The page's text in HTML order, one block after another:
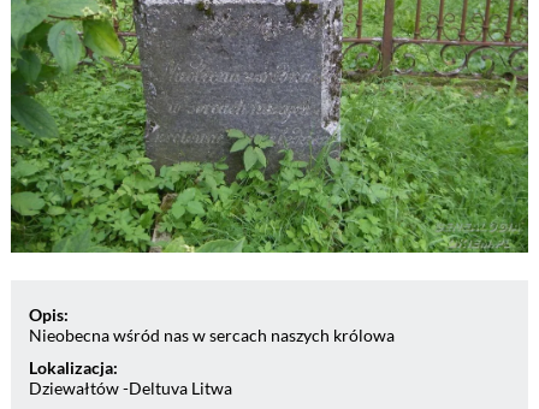
Opis:
Nieobecna wśród nas w sercach naszych królowa
Lokalizacja:
Dziewałtów -Deltuva Litwa